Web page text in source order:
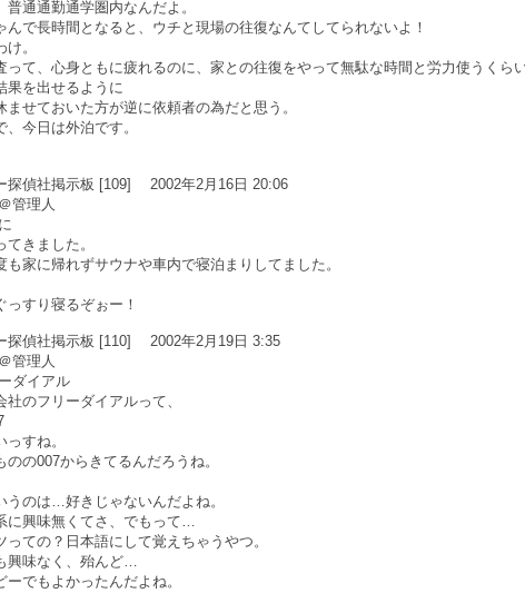
普通通勤通学圏内なんだよ。
んで長時間となると、ウチと現場の往復なんてしてられないよ！
。
って、心身ともに疲れるのに、家との往復をやって無駄な時間と労力使うくら
果を出せるように
ませておいた方が逆に依頼者の為だと思う。
、今日は外泊です。
探偵社掲示板 [109] 2002年2月16日 20:06
管理人
きました。
も家に帰れずサウナや車内で寝泊まりしてました。
っすり寝るぞぉー！
探偵社掲示板 [110] 2002年2月19日 3:35
管理人
ダイアル
社のフリーダイアルって、
すね。
のの007からきてるんだろうね。
うのは…好きじゃないんだよね。
に興味無くてさ、でもって…
っての？日本語にして覚えちゃうやつ。
興味なく、殆んど…
ーでもよかったんだよね。